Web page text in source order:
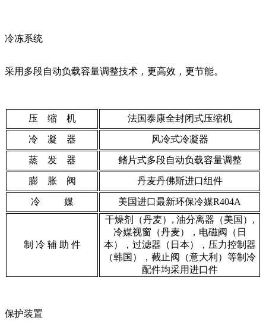
冷冻系统
采用多段自动负载容量调整技术，更高效，更节能。
压 缩 机 法国泰康全封闭式压缩机
冷 凝 器 风冷式冷凝器
蒸 发 器 鳍片式多段自动负载容量调整
膨 胀 阀 丹麦丹佛斯进口组件
冷 媒 美国进口最新环保冷媒R404A
制 冷 辅 助 件
干燥剂（丹麦）, 油分离器（美国）,
冷媒视窗（丹麦），电磁阀（日
本），过滤器（日本），压力控制器
（韩国），截止阀（意大利）等制冷
配件均采用进口件
保护装置